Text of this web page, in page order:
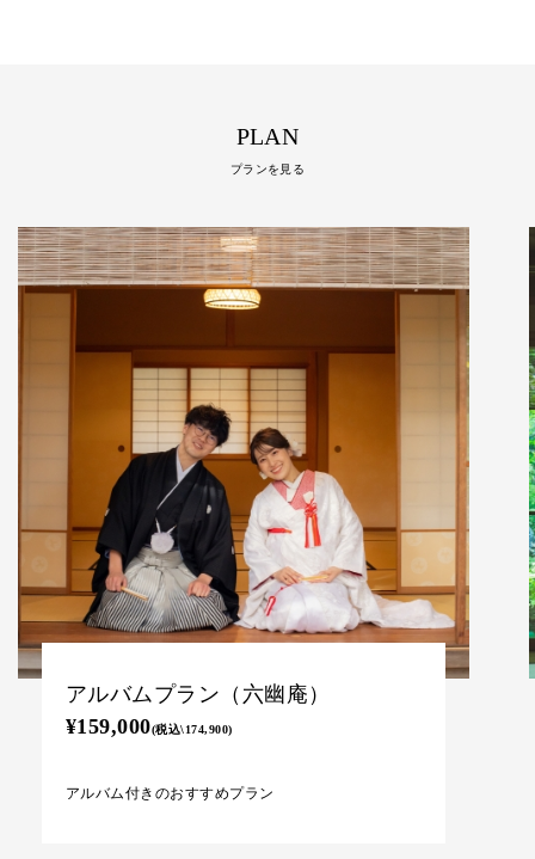
PLAN
プランを見る
データプラン（六幽庵）
¥129,000(税込￥141,900)
全データ付きのおすすめプラン